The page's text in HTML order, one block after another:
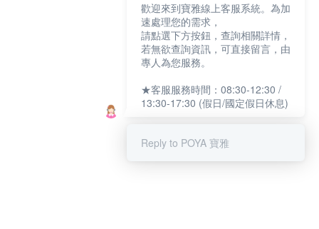
歡迎來到寶雅線上客服系統。為加
速處理您的需求，
請點選下方按鈕，查詢相關詳情，
若無欲查詢資訊，可直接留言，由
專人為您服務。
★客服服務時間：08:30-12:30 /
13:30-17:30 (假日/國定假日休息)
Reply to POYA 寶雅